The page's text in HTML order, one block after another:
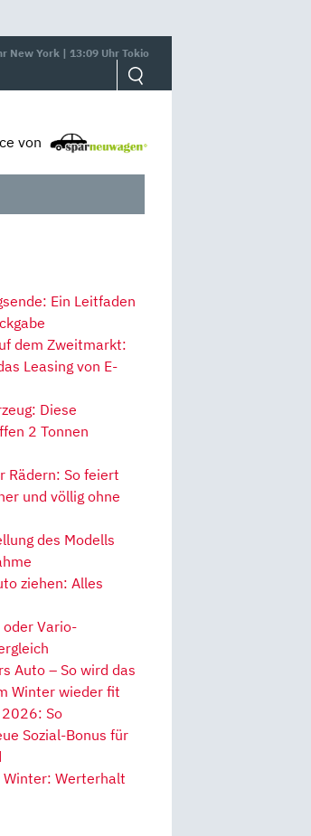
New York | 13:09 Uhr Tokio
von
Ein Leitfaden
dem Zweitmarkt:
Leasing von E-
Diese
2 Tonnen
Rädern: So feiert
und völlig ohne
des Modells
ziehen: Alles
oder Vario-
Auto – So wird das
Winter wieder fit
So
Sozial-Bonus für
Winter: Werterhalt